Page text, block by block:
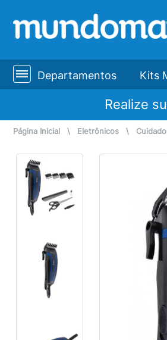
Departamentos Kits
Realize
Página Inicial \ Eletrônicos \